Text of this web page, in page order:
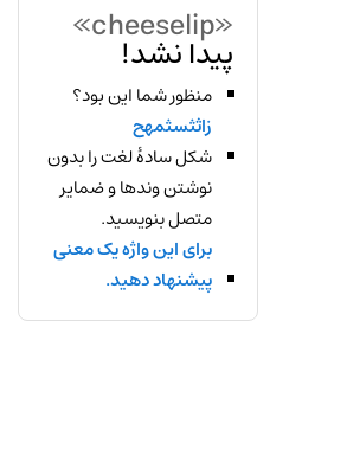
«cheeselip»
پیدا نشد!
منظور شما این بود؟
زاثثسثمهح
شکل سادهٔ لغت را بدون
نوشتن وندها و ضمایر
متصل بنویسید.
برای این واژه یک معنی
پیشنهاد دهید.